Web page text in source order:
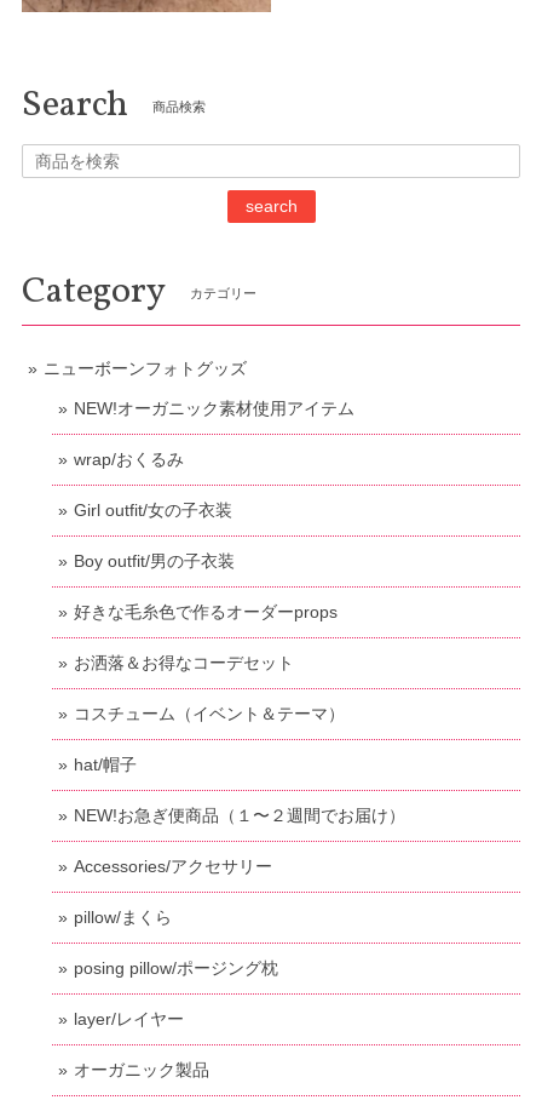
Search 商品検索
search
Category カテゴリー
ニューボーンフォトグッズ
NEW!オーガニック素材使用アイテム
wrap/おくるみ
Girl outfit/女の子衣装
Boy outfit/男の子衣装
好きな毛糸色で作るオーダーprops
お洒落＆お得なコーデセット
コスチューム（イベント＆テーマ）
hat/帽子
NEW!お急ぎ便商品（１〜２週間でお届け）
Accessories/アクセサリー
pillow/まくら
posing pillow/ポージング枕
layer/レイヤー
オーガニック製品